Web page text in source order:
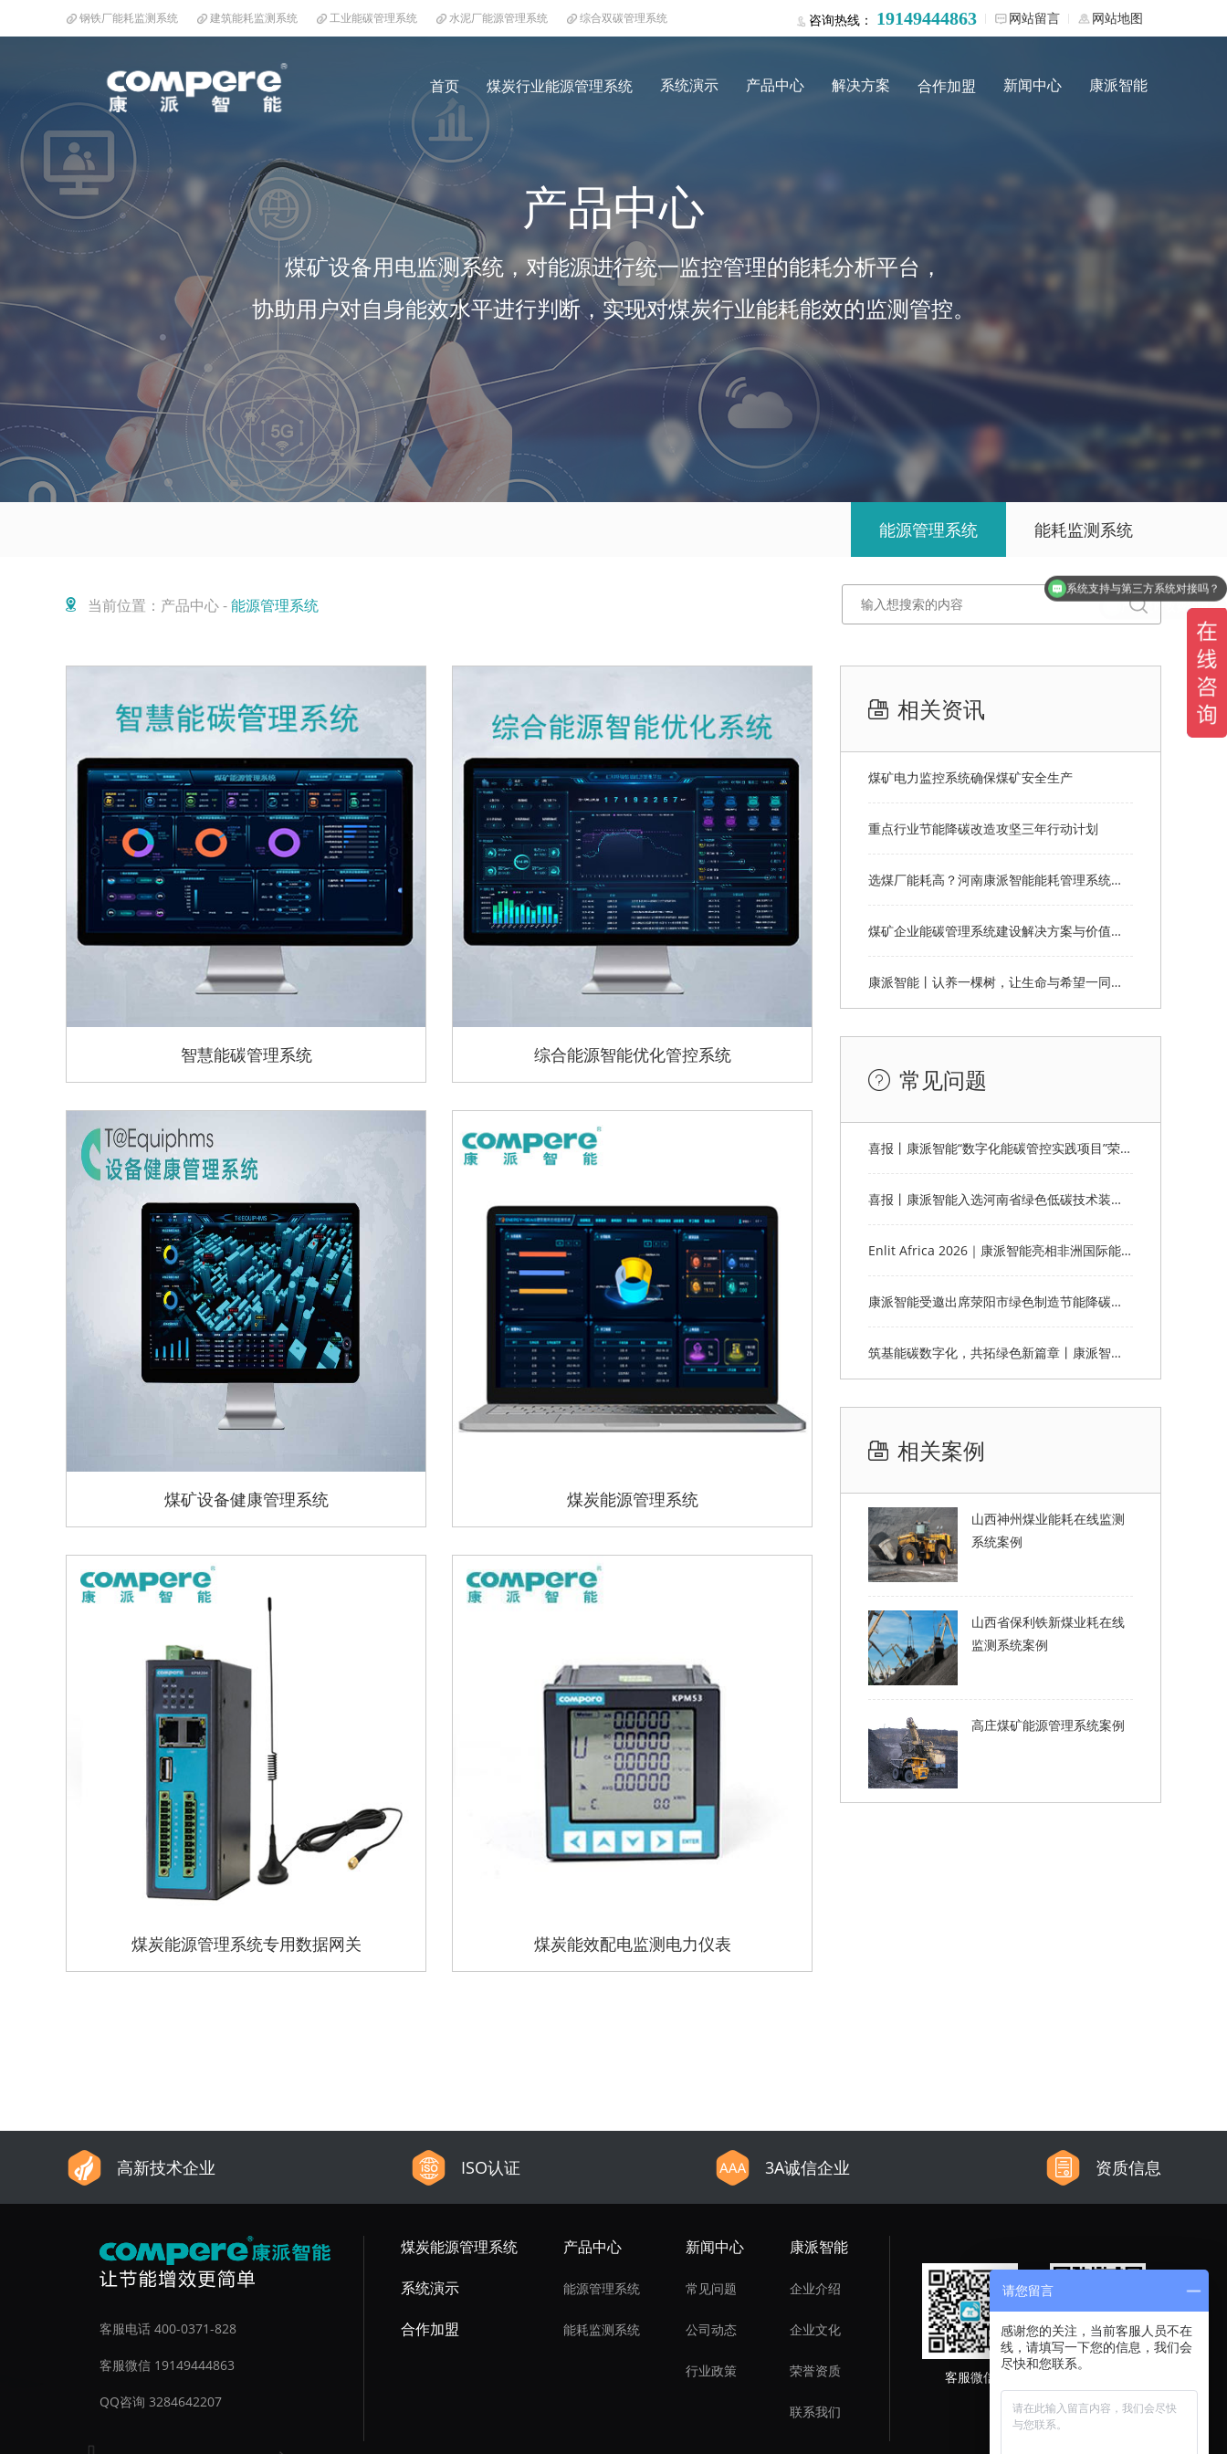
钢铁厂能耗监测系统 建筑能耗监测系统 工业能碳管理系统 水泥厂能源管理系统 综合双碳管理系统 咨询热线： 19149444863 网站留言 网站地图
首页 煤炭行业能源管理系统 系统演示 产品中心 解决方案 合作加盟 新闻中心 康派智能
产品中心
煤矿设备用电监测系统，对能源进行统一监控管理的能耗分析平台，
协助用户对自身能效水平进行判断，实现对煤炭行业能耗能效的监测管控。
能源管理系统 能耗监测系统
当前位置：产品中心 -能源管理系统
智慧能碳管理系统 综合能源智能优化管控系统
煤矿设备健康管理系统 煤炭能源管理系统
煤炭能源管理系统专用数据网关 煤炭能效配电监测电力仪表
相关资讯
煤矿电力监控系统确保煤矿安全生产
重点行业节能降碳改造攻坚三年行动计划
选煤厂能耗高？河南康派智能能耗管理系统为您解决
煤矿企业能碳管理系统建设解决方案与价值分析
康派智能丨认养一棵树，让生命与希望一同生长
常见问题
喜报丨康派智能“数字化能碳管控实践项目”荣获第十一届“创客中国”郑州市分赛企业组优秀奖
喜报丨康派智能入选河南省绿色低碳技术装备应用典型案例
Enlit Africa 2026｜康派智能亮相非洲国际能源电力展，赋能非洲能源数字化绿色转型
康派智能受邀出席荥阳市绿色制造节能降碳工作说明会并作主题分享
筑基能碳数字化，共拓绿色新篇章丨康派智能2026主题年会圆满落幕
相关案例
山西神州煤业能耗在线监测
系统案例
山西省保利铁新煤业耗在线
监测系统案例
高庄煤矿能源管理系统案例
高新技术企业 ISO认证 3A诚信企业 资质信息
客服电话 400-0371-828
客服微信 19149444863
QQ咨询 3284642207
煤炭能源管理系统
系统演示
合作加盟
产品中心
能源管理系统
能耗监测系统
新闻中心
常见问题
公司动态
行业政策
康派智能
企业介绍
企业文化
荣誉资质
联系我们
客服微信
产品是咋收费的呢？
请您留言
感谢您的关注，当前客服人员不在
线，请填写一下您的信息，我们会
尽快和您联系。